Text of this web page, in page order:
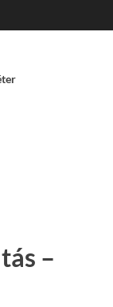
–